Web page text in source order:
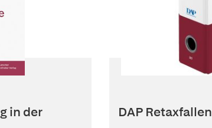
in der
DAP Retaxfallen